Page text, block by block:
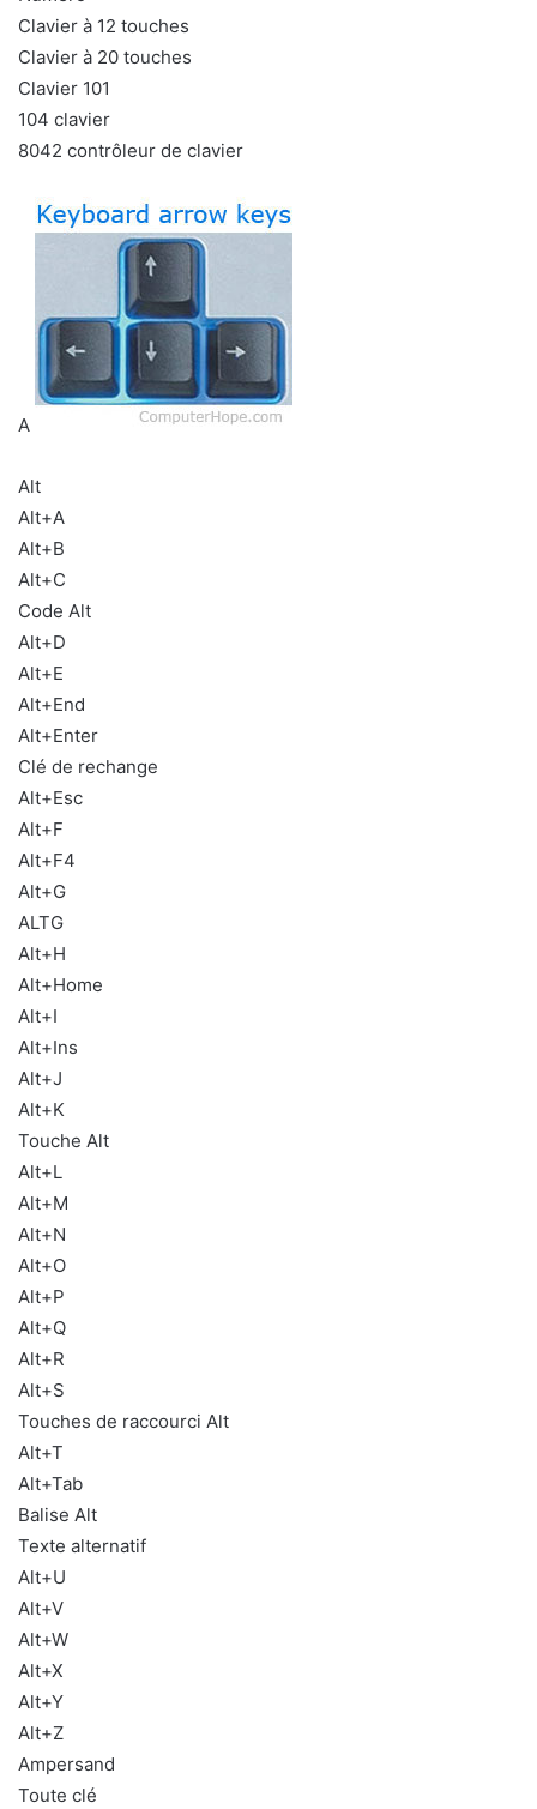
Clavier à 12 touches
Clavier à 20 touches
Clavier 101
104 clavier
8042 contrôleur de clavier
A
Alt
Alt+A
Alt+B
Alt+C
Code Alt
Alt+D
Alt+E
Alt+End
Alt+Enter
Clé de rechange
Alt+Esc
Alt+F
Alt+F4
Alt+G
ALTG
Alt+H
Alt+Home
Alt+I
Alt+Ins
Alt+J
Alt+K
Touche Alt
Alt+L
Alt+M
Alt+N
Alt+O
Alt+P
Alt+Q
Alt+R
Alt+S
Touches de raccourci Alt
Alt+T
Alt+Tab
Balise Alt
Texte alternatif
Alt+U
Alt+V
Alt+W
Alt+X
Alt+Y
Alt+Z
Ampersand
Toute clé